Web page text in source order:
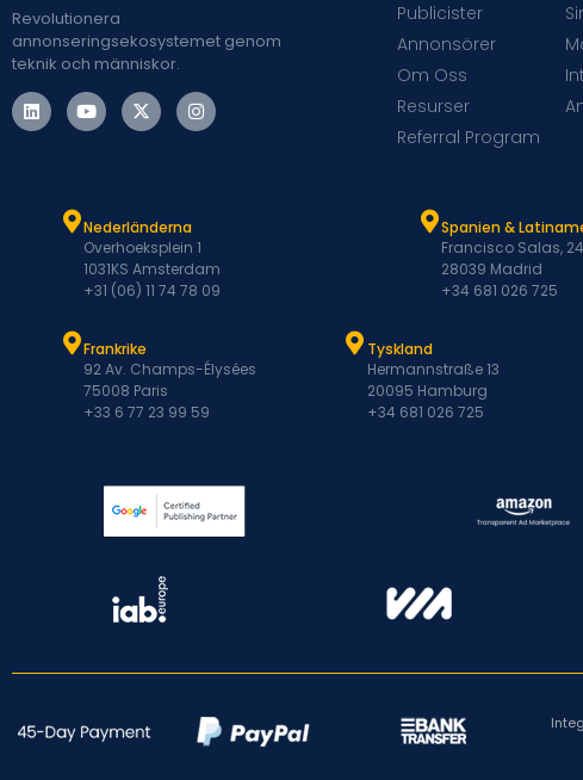
Revolutionera
annonseringsekosystemet genom
teknik och människor.
Publicister
Annonsörer
Om Oss
Resurser
Referral Program
Nederländerna
Overhoeksplein 1
1031KS Amsterdam
+31 (06) 11 74 78 09
Spanien &
Francisco Salas, 24
28039 Madrid
+34 681 026 725
Frankrike
92 Av. Champs-Élysées
75008 Paris
+33 6 77 23 99 59
Tyskland
Hermannstraße 13
20095 Hamburg
+34 681 026 725